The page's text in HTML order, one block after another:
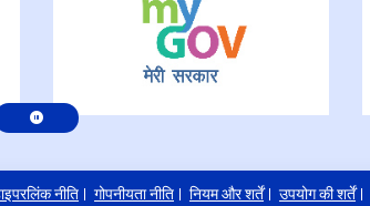
नीति गोपनीयता नीति नियम और शर्तें उपयोग की शर्तें